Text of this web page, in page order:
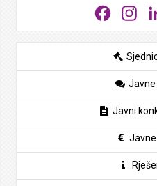
Javni